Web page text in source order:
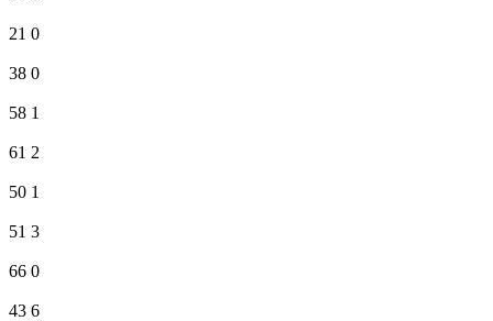
21 0
38 0
58 1
61 2
50 1
51 3
66 0
43 6